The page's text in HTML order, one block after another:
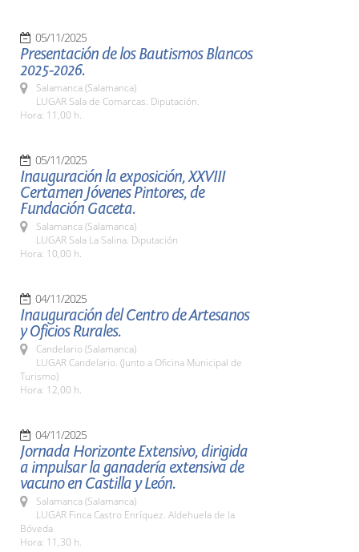
05/11/2025
Presentación de los Bautismos Blancos
2025-2026.
Salamanca (Salamanca)
LUGAR Sala de Comarcas. Diputación.
Hora: 11,00 h.
05/11/2025
Inauguración la exposición, XXVIII
Certamen Jóvenes Pintores, de
Fundación Gaceta.
Salamanca (Salamanca)
LUGAR Sala La Salina. Diputación
Hora: 10,00 h.
04/11/2025
Inauguración del Centro de Artesanos
y Oficios Rurales.
Candelario (Salamanca)
LUGAR Candelario. (Junto a Oficina Municipal de
Turismo)
Hora: 12,00 h.
04/11/2025
Jornada Horizonte Extensivo, dirigida
a impulsar la ganadería extensiva de
vacuno en Castilla y León.
Salamanca (Salamanca)
LUGAR Finca Castro Enríquez. Aldehuela de la
Bóveda
Hora: 11,30 h.